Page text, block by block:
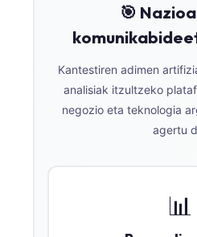
🎯
Kantestiren adimen
analisiak itzultzeko
negozio eta teknologia
agertu
📊